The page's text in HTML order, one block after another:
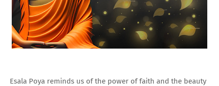
Esala Poya reminds us of the power of faith and the beauty